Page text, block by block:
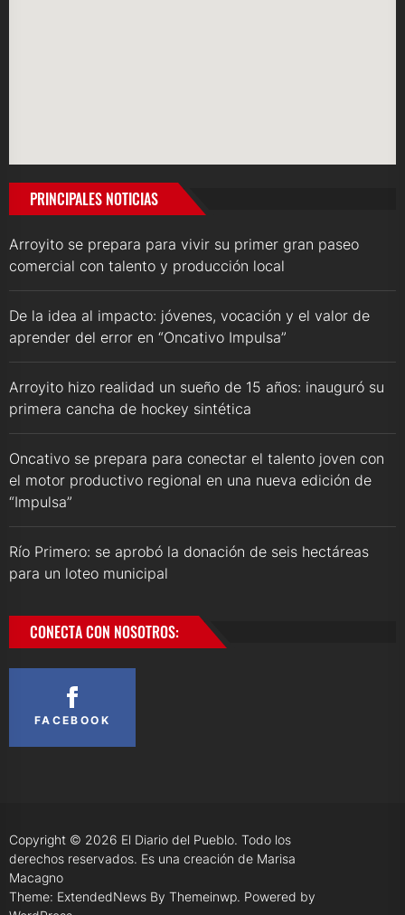
PRINCIPALES NOTICIAS
Arroyito se prepara para vivir su primer gran paseo
comercial con talento y producción local
De la idea al impacto: jóvenes, vocación y el valor de
aprender del error en “Oncativo Impulsa”
Arroyito hizo realidad un sueño de 15 años: inauguró su
primera cancha de hockey sintética
Oncativo se prepara para conectar el talento joven con
el motor productivo regional en una nueva edición de
“Impulsa”
Río Primero: se aprobó la donación de seis hectáreas
para un loteo municipal
CONECTA CON NOSOTROS:
FACEBOOK
Copyright © 2026 El Diario del Pueblo. Todo los
derechos reservados. Es una creación de Marisa
Macagno
Theme: ExtendedNews By Themeinwp. Powered by